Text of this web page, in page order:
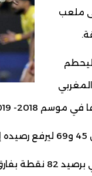
على ملعب
ليحطم
بطل المسابقة.